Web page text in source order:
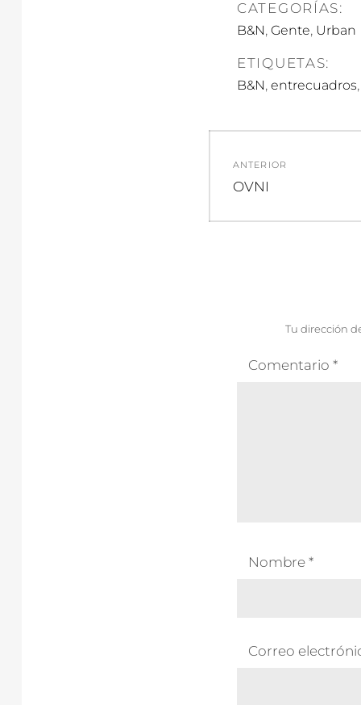
CATEGORÍAS:
B&N, Gente, Urban
ETIQUETAS:
B&N, entrecuadros,
de
entradas
ANTERIOR
Entrada
OVNI
Tu dirección
Comentario *
Nombre *
Correo